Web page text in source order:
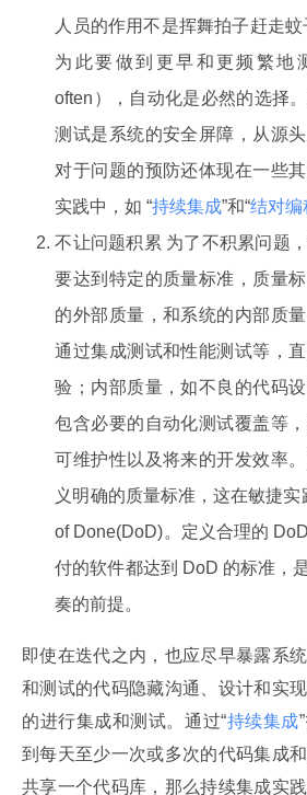
人员的作用不是挥舞拍子赶走蚊
为此要做到更早和更频繁地
often），自动化是必然的选择
测试是系统的安全屏障，从源
对于问题的预防还体现在一些
实践中，如 “持续集成”和“结对编
不让问题积累 为了不积累问题
要达到特定的质量标准，质量
的外部质量，和系统的内部质
通过集成测试和性能测试等，
验；内部质量，如不良的代码
包含必要的自动化测试覆盖等
可维护性以及将来的开发效率
义明确的质量标准，这在敏捷
of Done(DoD)。定义合理的
付的软件都达到 DoD 的标准，
奏的前提。
即使在迭代之内，也应尽早暴露系
和测试的代码隐藏沟通、设计和实
的进行集成和测试。通过“持续集成
到每天至少一次或多次的代码集成
共享一个代码库，那么持续集成实